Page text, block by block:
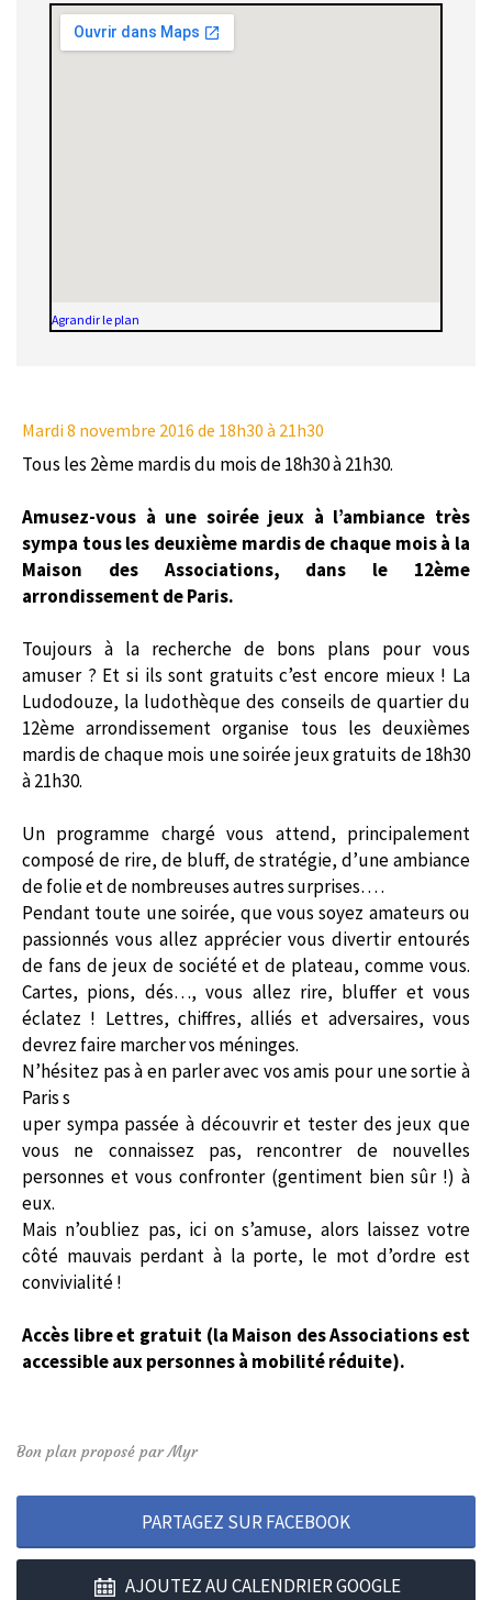
Agrandir le plan
Mardi 8 novembre 2016 de 18h30 à 21h30
Tous les 2ème mardis du mois de 18h30 à 21h30.
Amusez-vous à une soirée jeux à l’ambiance très
sympa tous les deuxième mardis de chaque mois à la
Maison des Associations, dans le 12ème
arrondissement de Paris.
Toujours à la recherche de bons plans pour vous
amuser ? Et si ils sont gratuits c’est encore mieux ! La
Ludodouze, la ludothèque des conseils de quartier du
12ème arrondissement organise tous les deuxièmes
mardis de chaque mois une soirée jeux gratuits de 18h30
à 21h30.
Un programme chargé vous attend, principalement
composé de rire, de bluff, de stratégie, d’une ambiance
de folie et de nombreuses autres surprises… .
Pendant toute une soirée, que vous soyez amateurs ou
passionnés vous allez apprécier vous divertir entourés
de fans de jeux de société et de plateau, comme vous.
Cartes, pions, dés…, vous allez rire, bluffer et vous
éclatez ! Lettres, chiffres, alliés et adversaires, vous
devrez faire marcher vos méninges.
N’hésitez pas à en parler avec vos amis pour une sortie à
Paris s
uper sympa passée à découvrir et tester des jeux que
vous ne connaissez pas, rencontrer de nouvelles
personnes et vous confronter (gentiment bien sûr !) à
eux.
Mais n’oubliez pas, ici on s’amuse, alors laissez votre
côté mauvais perdant à la porte, le mot d’ordre est
convivialité !
Accès libre et gratuit (la Maison des Associations est
accessible aux personnes à mobilité réduite).
Bon plan proposé par Myr
PARTAGEZ SUR FACEBOOK
AJOUTEZ AU CALENDRIER GOOGLE